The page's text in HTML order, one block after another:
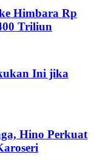
Himbara Rp
Triliun
Ini jika
Hino Perkuat